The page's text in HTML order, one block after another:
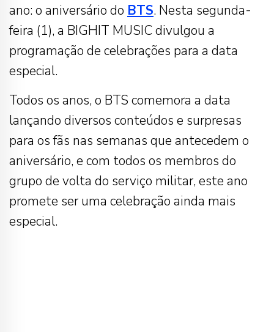
ano: o aniversário do BTS. Nesta segunda-
feira (1), a BIGHIT MUSIC divulgou a
programação de celebrações para a data
especial.
Todos os anos, o BTS comemora a data
lançando diversos conteúdos e surpresas
para os fãs nas semanas que antecedem o
aniversário, e com todos os membros do
grupo de volta do serviço militar, este ano
promete ser uma celebração ainda mais
especial.